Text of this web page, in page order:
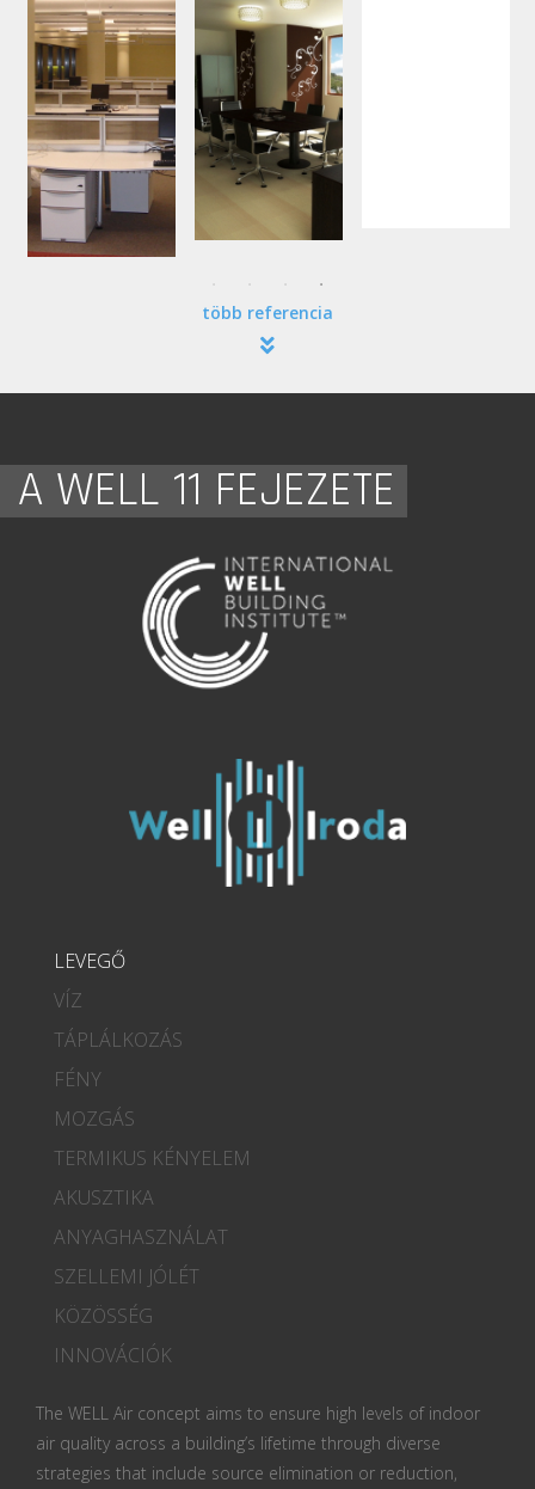
több referencia
A WELL 11 FEJEZETE
LEVEGŐ
VÍZ
TÁPLÁLKOZÁS
FÉNY
MOZGÁS
TERMIKUS KÉNYELEM
AKUSZTIKA
ANYAGHASZNÁLAT
SZELLEMI JÓLÉT
KÖZÖSSÉG
INNOVÁCIÓK
The WELL Air concept aims to ensure high levels of indoor
air quality across a building’s lifetime through diverse
strategies that include source elimination or reduction,